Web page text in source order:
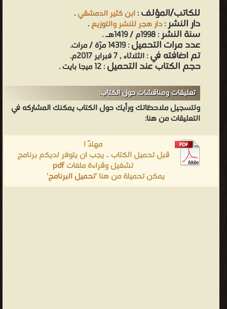
للكاتب/المؤلف:ابن كثير الدمشقي.
دار النشر:دار هجر للنشر والتوزيع.
سنة النشر: 1998م / 1419هـ .
عدد مرات التحميل: 14319 مرّة / مرات.
تم اضافته في: الثلاثاء , 7 فبراير 2017م.
حجم الكتاب عند التحميل: 12 ميجا بايت .
تعليقات ومناقشات حول الكتاب:
ولتسجيل ملاحظاتك ورأيك حول الكتاب يمكنك المشاركه في
التعليقات من هنا:
مهلاً !
قبل تحميل الكتاب .. يجب ان يتوفر لديكم برنامج
تشغيل وقراءة ملفاتpdf
يمكن تحميلة من هنا 'تحميل البرنامج'